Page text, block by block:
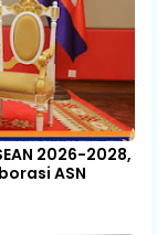
2026-2028,
ASN